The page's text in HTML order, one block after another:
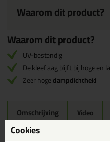
Waarom dit product?
Waarom dit product?
UV-bestendig
De kleeflaag blijft bij hoge en
Zeer hogedampdichtheid
Omschrijving Video
Cookies